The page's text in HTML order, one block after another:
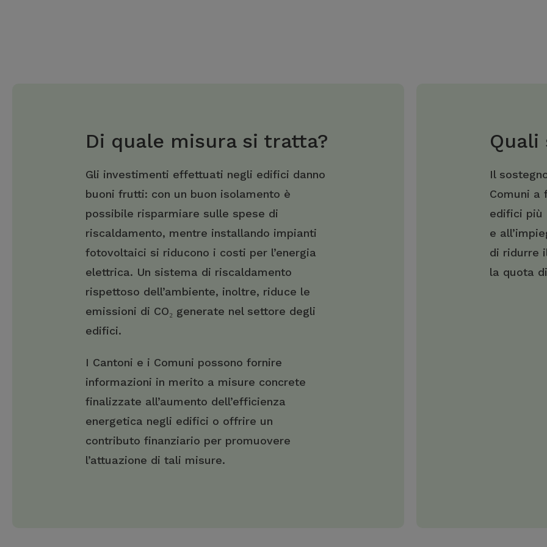
Di quale misura si tratta?
Gli investimenti effettuati negli edifici danno
buoni frutti: con un buon isolamento è
possibile risparmiare sulle spese di
riscaldamento, mentre installando impianti
fotovoltaici si riducono i costi per l’energia
elettrica. Un sistema di riscaldamento
rispettoso dell’ambiente, inoltre, riduce le
emissioni di CO₂ generate nel settore degli
edifici.
I Cantoni e i Comuni possono fornire
informazioni in merito a misure concrete
finalizzate all’aumento dell’efficienza
energetica negli edifici o offrire un
contributo finanziario per promuovere
l’attuazione di tali misure.
Il
Comuni a
edifici più
e
di ridurre
la quota